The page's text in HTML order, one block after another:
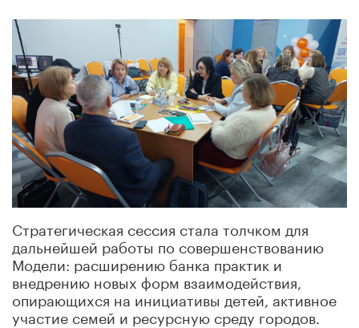
Стратегическая сессия стала толчком для
дальнейшей работы по совершенствованию
Модели: расширению банка практик и
внедрению новых форм взаимодействия,
опирающихся на инициативы детей, активное
участие семей и ресурсную среду городов.